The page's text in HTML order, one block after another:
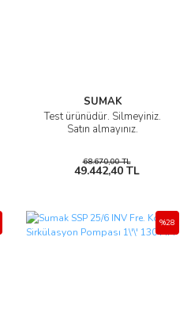
SUMAK
Test ürünüdür. Silmeyiniz.
Satın almayınız.
68.670,00 TL
49.442,40 TL
%28